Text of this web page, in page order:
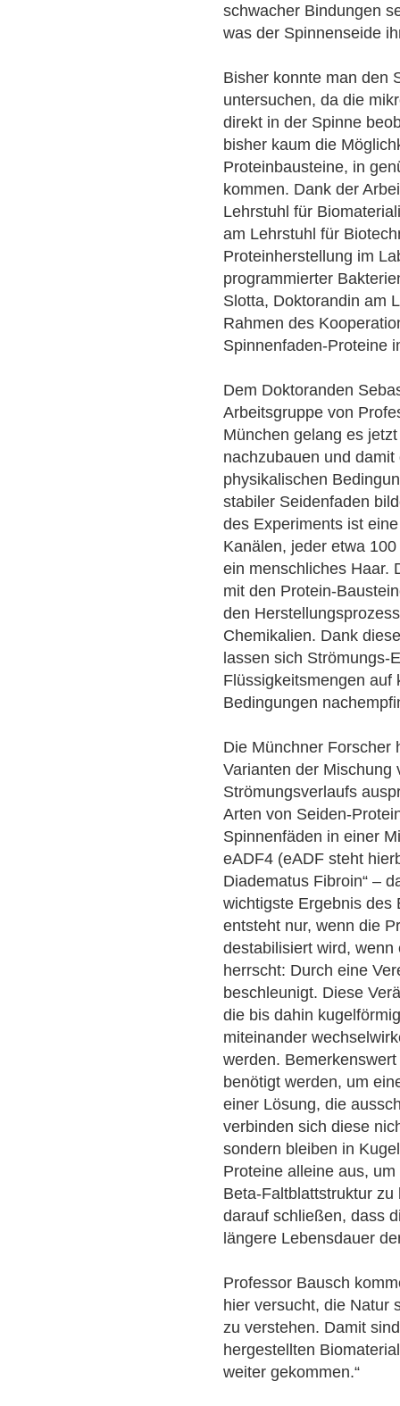
schwacher Bindungen
was der Spinnenseide
Bisher konnte man den
untersuchen, da die
direkt in der Spinne
bisher kaum die
Proteinbausteine, in
kommen. Dank der
Lehrstuhl für
am Lehrstuhl für
Proteinherstellung im
programmierter
Slotta, Doktorandin am
Rahmen des
Spinnenfaden-Proteine
Dem Doktoranden
Arbeitsgruppe von
München gelang es
nachzubauen und
physikalischen
stabiler Seidenfaden
des Experiments ist
Kanälen, jeder etwa
ein menschliches Haar.
mit den Protein-
den
Chemikalien. Dank
lassen sich Strömungs-
Flüssigkeitsmengen auf
Bedingungen
Die Münchner Forscher
Varianten der Mischung
Strömungsverlaufs
Arten von Seiden-
Spinnenfäden in einer
eADF4 (eADF steht
Diadematus Fibroin“ –
wichtigste Ergebnis des
entsteht nur, wenn die
destabilisiert wird,
herrscht: Durch eine
beschleunigt. Diese
die bis dahin
miteinander
werden.
benötigt werden, um
einer Lösung, die
verbinden sich diese
sondern bleiben in
Proteine alleine aus,
Beta-Faltblattstruktur
darauf schließen, dass
längere Lebensdauer
Professor Bausch
hier versucht, die Natur
zu verstehen. Damit
hergestellten
weiter gekommen.“